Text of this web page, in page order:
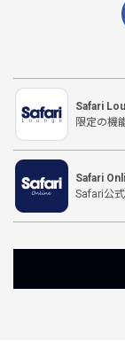
Safari
限定の機
Safari
Safari公